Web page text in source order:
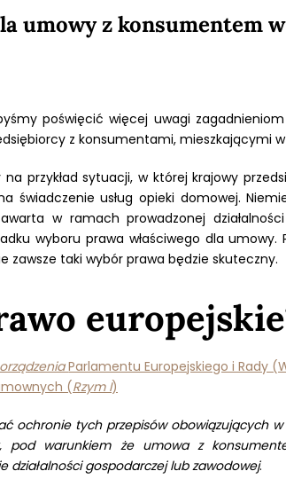
umowy z konsumentem
poświęcić więcej uwagi
z konsumentami, mieszkającymi
na przykład sytuacji, w której krajowy
świadczenie usług opieki domowej.
w ramach prowadzonej
wyboru prawa właściwego dla
zawsze taki wybór prawa będzie skuteczny.
Parlamentu Europejskiego i Rady
(Rzym I)
ochronie tych przepisów obowiązujących
pod warunkiem że umowa z
działalności gospodarczej lub zawodowej.